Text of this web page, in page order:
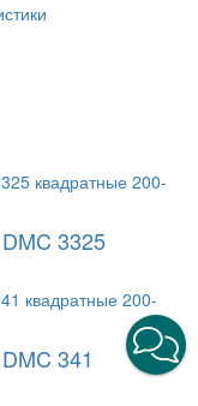
3325
341